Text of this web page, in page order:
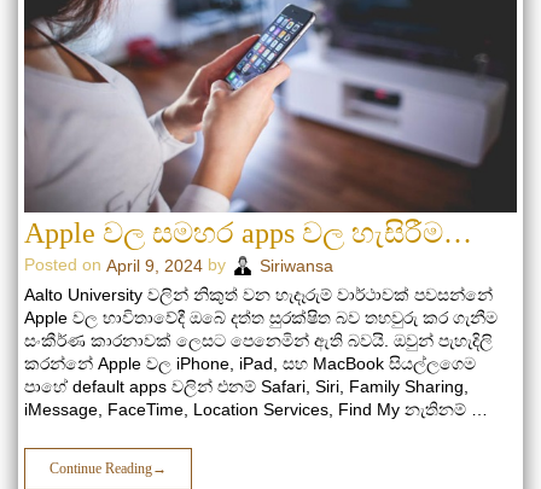
Apple වල සමහර apps වල හැසිරීම…
Posted on April 9, 2024 by
Siriwansa
Aalto University වලින් නිකුත් වන හැදෑරුම් වාර්ථාවක් පවසන්නේ
Apple වල භාවිතාවේදී ඔබේ දත්ත සුරක්ෂිත බව තහවුරු කර ගැනීම
සංකීර්ණ කාරනාවක් ලෙසට පෙනෙමින් ඇති බවයි. ඔවුන් පැහැදිලි
කරන්නේ Apple වල iPhone, iPad, සහ MacBook සියල්ලගෙම
පාහේ default apps වලින් එනම් Safari, Siri, Family Sharing,
iMessage, FaceTime, Location Services, Find My නැතිනම් …
Continue Reading→